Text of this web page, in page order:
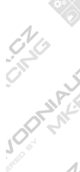
TÝM
A
SERVIS
FANOUŠCI
Profil
firmy